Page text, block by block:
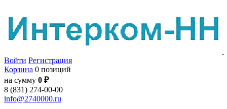
Войти Регистрация
Корзина 0 позиций
на сумму 0 ₽
8 (831) 274-00-00
info@2740000.ru